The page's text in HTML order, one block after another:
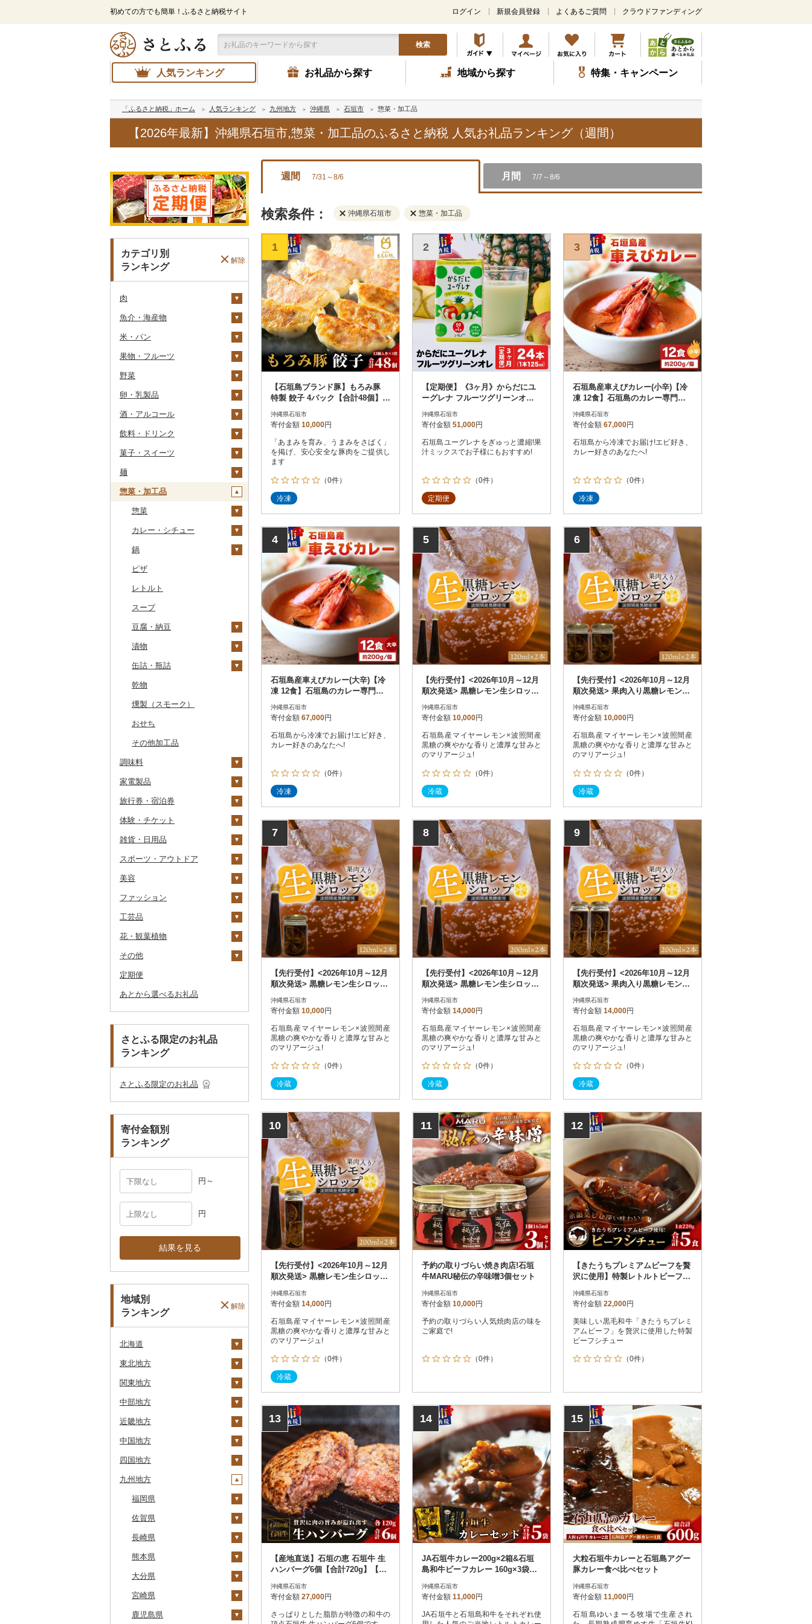
初めての方でも簡単！ふるさと納税サイト
メ
ン
コ
ン
テ
ツ
ッ
プ
ログイン 新規会員登録 よくあるご質問 クラウドファンディング
検索
人気ランキング お礼品から探す 地域から探す 特集・キャンペーン
「ふるさと納税」ホーム 人気ランキング 九州地方 沖縄県 石垣市 惣菜・加工品
【2026年最新】沖縄県石垣市,惣菜・加工品のふるさと納税 人気お礼品ランキング（週間）
カテゴリ別
ランキング
解除
肉
牛肉（精肉）
ステーキ
すき焼き
焼肉
牛タン
和牛
黒毛和牛
仙台牛
米沢牛
山形牛
上州牛
飛騨牛
近江牛
神戸牛・神戸ビーフ
但馬牛
土佐あかうし
佐賀牛
長崎和牛
あか牛
宮崎牛
その他牛肉（精肉）
牛肉（加工品）
ハンバーグ
ローストビーフ
ビーフジャーキー
その他牛肉（加工品）
豚肉（精肉）
すき焼き
しゃぶしゃぶ
焼肉
アグー豚
豚肉（加工品）
ハンバーグ
もつ鍋
ハム
ソーセージ・ウインナ
ベーコン・サラミ
その他豚肉（加工品）
鶏肉
鶏肉（精肉）
ハム・ソーセージ
唐揚げ
水炊き
地鶏
赤鶏さつま
鹿肉
馬肉
羊肉・ラム肉（ジンギス
鴨肉
猪肉
魚介・海産物
カニ
ズワイガニ
毛ガニ
かにしゃぶ
その他カニ
エビ
ボタンエビ
伊勢海老
その他エビ
いくら
うに
明太子・たらこ
明太子
たらこ
その他魚卵
数の子
キャビア
その他魚卵
貝
鮑（アワビ）
牡蠣（カキ）
あさり
サザエ
はまぐり
その他貝
鮮魚
鮭・サーモン
マグロ
カツオ
金目鯛
クエ
くじら
サバ
さんま
鯛
のどぐろ
ふぐ
ブリ
ほっけ
その他鮮魚
イカ・タコ
イカ
海苔・海藻
わかめ
ひじき
その他海苔・海藻
干物
ししゃも
その他干物
その他魚介・加工品
しらす・ちりめん
かまぼこ・練り製品
その他魚介・加工品
米・パン
米
無洗米
玄米
金芽米
ゆめぴりか
コシヒカリ
はえぬき
さがびより
ひとめぼれ
ミルキークィーン
ななつぼし
その他米
雑穀
餅
その他穀物加工品
パン
果物・フルーツ
ぶどう・マスカット
巨峰
ナガノパープル
ピオーネ
デラウェア
その他ぶどう・マスカ
ット
いちご
りんご
もも
メロン
梨
和梨
洋梨・ラフランス
マンゴー
みかん・柑橘
レモン
不知火・デコポン
せとか
文旦
まどんな
ポンカン
その他柑橘
すいか
キウイ
柿（カキ）
ドライフルーツ
干し柿
干し芋
その他ドライフルーツ
その他果物
びわ
ブルーベリー
パイナップル
栗
その他果物
野菜
いも
じゃがいも
さつまいも
その他いも
トマト
フルーツトマト
ミニトマト
玉ねぎ
ねぎ
根菜
人参
大根
レンコン
にんにく・生姜
その他根菜
アスパラガス
豆
きのこ
しいたけ
松茸
その他きのこ
その他野菜
山菜
かぼちゃ
茄子
レタス
その他野菜
卵・乳製品
卵
チーズ
ヨーグルト
バター
その他乳製品
酒・アルコール
ビール・発泡酒
ビール
地ビール・クラフトビ
ール
日本酒
純米吟醸
大吟醸
吟醸
芋焼酎
麦焼酎
米焼酎
その他焼酎
梅酒
泡盛
ワイン
赤ワイン
シャンパン・スパーク
ウイスキー
リキュール・洋酒
甘酒
ノンアルコール
その他酒
飲料・ドリンク
水・ミネラルウォーター
飲料
コーヒー豆
粉
茶
飲料
茶葉・ティーバッグ
足柄茶
知覧茶
八女茶
その他茶
果汁飲料
りんごジュース
紅茶
茶葉・ティーバッグ
その他飲料・ジュース
野菜ジュース
炭酸飲料
豆乳
その他飲料・ジュース
菓子・スイーツ
クッキー
焼き菓子
プリン
ゼリー
チョコレート
カステラ
アイス・ジェラート
その他洋菓子
煎餅・おかき
羊羹
饅頭
大福
その他和菓子
麺
ラーメン
うどん
そば
パスタ
ひやむぎ
そうめん
その他麺
惣菜・加工品
惣菜
餃子
コロッケ
その他惣菜
カレー・シチュー
シチュー
鍋
肉
魚
その他鍋
ピザ
レトルト
スープ
豆腐・納豆
豆腐
納豆
漬物
梅干
キムチ
その他漬物
缶詰・瓶詰
肉
魚
果物
ジャム
その他缶詰・瓶詰
乾物
燻製（スモーク）
おせち
その他加工品
調味料
砂糖
塩
醤油
味噌
酢
だし
食用油
オリーブオイル
ごま油
はちみつ
ドレッシング
その他調味料
ケチャップ
こしょう
その他調味料
家電製品
季節・空調家電
キッチン家電
照明器具
パソコン・周辺機器
TV・オーディオ・カメラ
美容・健康家電
カー用品
時計
その他家電
旅行券・宿泊券
旅行券
JTBふるさと旅行クー
その他旅行券
宿泊券
体験・チケット
PayPay商品券
食事券
温泉・サウナ・スパ利用
券
GDOふるさとゴルフ
プレークーポン
その他のゴルフプレー
花火大会チケット
カタログギフト
雑貨・日用品
家具・インテリア
机・テーブル
その他家具・インテリ
寝具
布団
毛布
タオルケット
タオル
その他タオル
文房具・印鑑
ボールペン
ノート・ファイル
その他文房具
食器
グラス・カップ
箸
スプーン・フォーク・
ナイフ
皿・椀
その他食器
キッチン用品
フライパン
鍋
まな板
土鍋
日用品
洗剤
トイレットペーパー
ティッシュ
その他日用品
楽器・器材
本・CD・DVD
おもちゃ・ぬいぐるみ
ご当地キャラクター
ペット用品
その他雑貨
スポーツ・アウトドア
ゴルフ
ゴルフボール
ゴルフウェア
その他ゴルフ
釣り
サイクリング
アウトドア・キャンプ
その他スポーツ
その他スポーツ
美容
スキンケア
洗顔
その他スキンケア
シャンプー・リンス
石鹸・ボディーソープ
入浴剤
アロマ
プロテイン
その他美容
ファッション
鞄・バッグ
トートバッグ・ショル
ツケース
その他鞄・バッグ
洋服
女性・レディース
子供・ベビー
その他洋服
和服
靴・履物
靴・シューズ
スリッパ・下駄・草履
その他靴・履物
アクセサリー
ペンダント・ネックレ
ス
ピアス・イヤリング
その他アクセサリー
その他服飾小物
ショール・ストール
マフラー・手袋
工芸品
織物
本場奄美大島紬
陶器・漆器
唐津焼
備前焼
美濃焼
村上木彫堆朱
その他装飾品・工芸品
数珠
工芸品
播州そろばん
美濃和紙
花・観葉植物
観葉植物・苗木
花
胡蝶蘭
造花・プリザーブドフ
ラワー
その他花
盆栽・その他
その他
地域サービス
その他
定期便
あとから選べるお礼品
さとふる限定のお礼品
ランキング
さとふる限定のお礼品
寄付金額別
ランキング
円～
円
結果を見る
地域別
ランキング
解除
北海道
安平町
八雲町
鹿部町
江差町
白老町
せたな町
旭川市
森町
稚内市
標津町
清里町
北斗市
留萌市
白糠町
東北地方
青森県
十和田市
大鰐町
南部町
五戸町
藤崎町
六ヶ所村
東北町
三戸町
東通村
黒石市
おいらせ町
鶴田町
岩手県
宮古市
軽米町
岩手町
矢巾町
釜石市
野田村
普代村
一戸町
陸前高田市
紫波町
滝沢市
宮城県
柴田町
色麻町
丸森町
大衡村
加美町
利府町
白石市
登米市
山元町
名取市
秋田県
大潟村
横手市
能代市
小坂町
仙北市
井川町
潟上市
三種町
藤里町
山形県
村山市
尾花沢市
上山市
河北町
酒田市
新庄市
長井市
小国町
福島県
天栄村
広野町
鏡石町
須賀川市
小野町
棚倉町
古殿町
関東地方
茨城県
土浦市
取手市
つくば市
稲敷市
潮来市
五霞町
北茨城市
境町
かすみがうら市
牛久市
常陸太田市
栃木県
那須塩原市
市貝町
塩谷町
上三川町
佐野市
真岡市
高根沢町
大田原市
栃木市
日光市
群馬県
榛東村
下仁田町
玉村町
安中市
川場村
昭和村
甘楽町
明和町
沼田市
埼玉県
春日部市
蕨市
戸田市
毛呂山町
久喜市
ふじみ野市
川島町
上里町
千葉県
勝浦市
袖ケ浦市
我孫子市
長柄町
芝山町
八千代市
横芝光町
東京都
八王子市
日野市
昭島市
武蔵村山市
葛飾区
小金井市
神奈川県
南足柄市
松田町
大井町
中井町
愛川町
中部地方
新潟県
十日町市
弥彦村
阿賀町
出雲崎町
魚沼市
佐渡市
燕市
南魚沼市
関川村
新発田市
富山県
射水市
氷見市
朝日町
高岡市
魚津市
砺波市
入善町
黒部市
立山町
石川県
羽咋市
七尾市
白山市
穴水町
輪島市
中能登町
石川県（県庁）
野々市市
福井県
美浜町
小浜市
越前町
若狭町
鯖江市
高浜町
勝山市
山梨県
富士吉田市
甲斐市
山梨市
富士川町
大月市
富士河口湖町
長野県
高森町
御代田町
飯田市
青木村
南箕輪村
岐阜県
養老町
八百津町
池田町
関市
静岡県
下田市
静岡市
吉田町
愛知県
清須市
田原市
近畿地方
三重県
鈴鹿市
伊賀市
木曽岬町
多気町
松阪市
桑名市
志摩市
明和町
鳥羽市
滋賀県
長浜市
高島市
草津市
近江八幡市
竜王町
甲賀市
湖南市
大津市
京都府
宮津市
伊根町
与謝野町
福知山市
亀岡市
城陽市
久御山町
大阪府
茨木市
豊能町
枚方市
河内長野市
泉佐野市
交野市
兵庫県
上郡町
神河町
小野市
太子町
西宮市
奈良県
曽爾村
河合町
宇陀市
田原本町
和歌山県
湯浅町
有田市
橋本市
中国地方
鳥取県
鳥取県（県庁）
米子市
大山町
琴浦町
日野町
鳥取市
北栄町
境港市
島根県
雲南市
海士町
津和野町
飯南町
安来市
知夫村
隠岐の島町
岡山県
津山市
西粟倉村
久米南町
真庭市
新見市
美咲町
広島県
安芸太田町
世羅町
大竹市
廿日市市
北広島町
山口県
柳井市
平生町
山口県（県庁）
長門市
四国地方
徳島県
阿波市
牟岐町
那賀町
三好市
鳴門市
藍住町
板野町
香川県
高松市
直島町
さぬき市
多度津町
三豊市
観音寺市
愛媛県
今治市
鬼北町
西予市
八幡浜市
久万高原町
高知県
香美市
馬路村
芸西村
須崎市
九州地方
福岡県
那珂川市
添田町
大刀洗町
朝倉市
苅田町
川崎町
佐賀県
嬉野市
佐賀県（県庁）
唐津市
江北町
みやき町
長崎県
松浦市
時津町
諫早市
東彼杵町
熊本県
上天草市
湯前町
玉名市
大分県
九重町
由布市
宮崎県
えびの市
鹿児島県
週間 7/31～8/6 月間 7/7～8/6
検索条件： 沖縄県石垣市 惣菜・加工品
1
【石垣島ブランド豚】もろみ豚
特製 餃子 4パック【合計48個】
【もろみで育てる自慢の豚肉】
沖縄県石垣市
寄付金額 10,000円
「あまみを育み、うまみをさばく」
を掲げ、安心安全な豚肉をご提供し
ます
（0件）
冷凍
2
【定期便】《3ヶ月》からだにユ
ーグレナ フルーツグリーンオレ
YG-4-t03
沖縄県石垣市
寄付金額 51,000円
石垣島ユーグレナをぎゅっと濃縮!果
汁ミックスでお子様にもおすすめ!
（0件）
定期便
3
石垣島産車えびカレー(小辛)【冷
凍 12食】石垣島のカレー専門店
が作るご当地カレー
沖縄県石垣市
寄付金額 67,000円
石垣島から冷凍でお届け!エビ好き、
カレー好きのあなたへ!
（0件）
冷凍
4
石垣島産車えびカレー(大辛)【冷
凍 12食】石垣島のカレー専門店
沖縄県石垣市
寄付金額 67,000円
石垣島から冷凍でお届け!エビ好き、
カレー好きのあなたへ!
（0件）
冷凍
5
【先行受付】<2026年10月～12月
順次発送> 黒糖レモン生シロップ
沖縄県石垣市
寄付金額 10,000円
石垣島産マイヤーレモン×波照間産
黒糖の爽やかな香りと濃厚な甘みと
のマリアージュ!
（0件）
冷蔵
6
【先行受付】<2026年10月～12月
順次発送> 果肉入り黒糖レモン生
沖縄県石垣市
寄付金額 10,000円
石垣島産マイヤーレモン×波照間産
黒糖の爽やかな香りと濃厚な甘みと
のマリアージュ!
（0件）
冷蔵
7
【先行受付】<2026年10月～12月
順次発送> 黒糖レモン生シロップ
沖縄県石垣市
寄付金額 10,000円
石垣島産マイヤーレモン×波照間産
黒糖の爽やかな香りと濃厚な甘みと
のマリアージュ!
（0件）
冷蔵
8
【先行受付】<2026年10月～12月
順次発送> 黒糖レモン生シロップ
沖縄県石垣市
寄付金額 14,000円
石垣島産マイヤーレモン×波照間産
黒糖の爽やかな香りと濃厚な甘みと
のマリアージュ!
（0件）
冷蔵
9
【先行受付】<2026年10月～12月
順次発送> 果肉入り黒糖レモン生
沖縄県石垣市
寄付金額 14,000円
石垣島産マイヤーレモン×波照間産
黒糖の爽やかな香りと濃厚な甘みと
のマリアージュ!
（0件）
冷蔵
10
【先行受付】<2026年10月～12月
順次発送> 黒糖レモン生シロップ
沖縄県石垣市
寄付金額 14,000円
石垣島産マイヤーレモン×波照間産
黒糖の爽やかな香りと濃厚な甘みと
のマリアージュ!
（0件）
冷蔵
11
予約の取りづらい焼き肉店!石垣
牛MARU秘伝の辛味噌3個セット
沖縄県石垣市
寄付金額 10,000円
予約の取りづらい人気焼肉店の味を
ご家庭で!
（0件）
12
【きたうちプレミアムビーフを贅
沢に使用】特製レトルトビーフシ
沖縄県石垣市
寄付金額 22,000円
美味しい黒毛和牛「きたうちプレミ
アムビーフ」を贅沢に使用した特製
ビーフシチュー
（0件）
13
【産地直送】石垣の恵 石垣牛 生
ハンバーグ6個【合計720g】【日
沖縄県石垣市
寄付金額 27,000円
さっぱりとした脂肪が特徴の和牛の
14
JA石垣牛カレー200g×2箱&石垣
島和牛ビーフカレー 160g×3袋
沖縄県石垣市
寄付金額 11,000円
JA石垣牛と石垣島和牛をそれぞれ使
15
大粒石垣牛カレーと石垣島アグー
豚カレー食べ比べセット
沖縄県石垣市
寄付金額 11,000円
石垣島ゆいまーる牧場で生産され